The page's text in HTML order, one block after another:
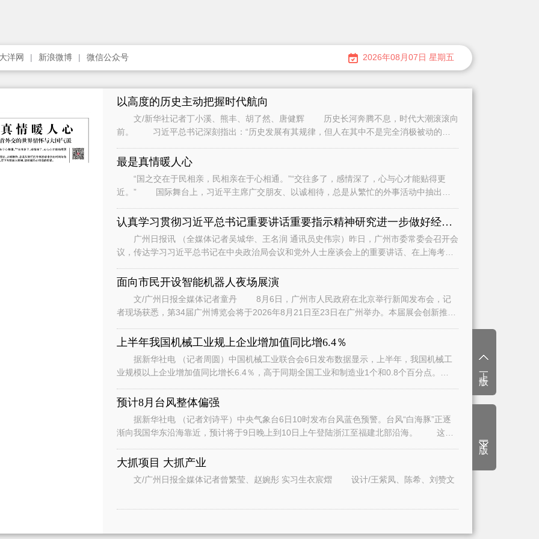
洋网 新浪微博 微信公众号 2026年08月07日 星期五
以高度的历史主动把握时代航向
文/新华社记者丁小溪、熊丰、胡了然、唐健辉 历史长河奔腾不息，时代大潮滚滚向
前。 习近平总书记深刻指出：“历史发展有其规律，但人在其中不是完全消极被动的。
最是真情暖人心
“国之交在于民相亲，民相亲在于心相通。”“交往多了，感情深了，心与心才能贴得更
近。” 国际舞台上，习近平主席广交朋友、以诚相待，总是从繁忙的外事活动中抽出时
认真学习贯彻习近平总书记重要讲话重要指示精神研究进一步做好经济运行、城市建设和基础教育等工作
广州日报讯 （全媒体记者吴城华、王名润 通讯员史伟宗）昨日，广州市委常委会召开会
议，传达学习习近平总书记在中央政治局会议和党外人士座谈会上的重要讲话、在上海考察
面向市民开设智能机器人夜场展演
文/广州日报全媒体记者童丹 8月6日，广州市人民政府在北京举行新闻发布会，记
者现场获悉，第34届广州博览会将于2026年8月21日至23日在广州举办。本届展会创新推
上半年我国机械工业规上企业增加值同比增6.4％
据新华社电 （记者周圆）中国机械工业联合会6日发布数据显示，上半年，我国机械工
业规模以上企业增加值同比增长6.4％，高于同期全国工业和制造业1个和0.8个百分点。
预计8月台风整体偏强
据新华社电 （记者刘诗平）中央气象台6日10时发布台风蓝色预警。台风“白海豚”正逐
渐向我国华东沿海靠近，预计将于9日晚上到10日上午登陆浙江至福建北部沿海。 这将
大抓项目 大抓产业
文/广州日报全媒体记者曾繁莹、赵婉彤 实习生衣宸熠 设计/王紫凤、陈希、刘赞文